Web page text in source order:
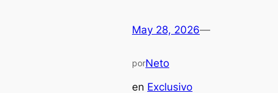
May 28, 2026—
porNeto
en Exclusivo